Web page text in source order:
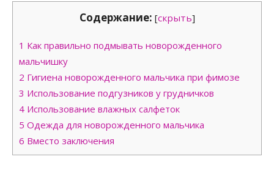
Содержание: [скрыть]
1 Как правильно подмывать новорожденного
мальчишку
2 Гигиена новорожденного мальчика при фимозе
3 Использование подгузников у грудничков
4 Использование влажных салфеток
5 Одежда для новорожденного мальчика
6 Вместо заключения